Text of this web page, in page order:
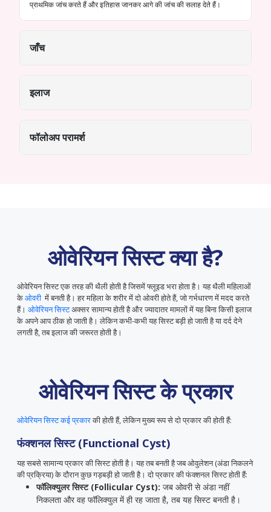
प्राथमिक जांच करते हैं और इतिहास जानकर आगे की जांच की सलाह देते हैं।
जाँच
इलाज
फॉलोअप परामर्श
ओवेरियन सिस्ट क्या है?
ओवेरियन सिस्ट एक तरह की थैली होती है जिसमें फ्लूइड भरा होता है। यह थैली महिलाओं
केओवरी में बनती है। हर महिला के शरीर में दो ओवरी होते हैं, जो गर्भधारण में मदद करते
हैं। ओवेरियन सिस्टअक्सर सामान्य होती है और ज्यादातर मामलों में यह बिना किसी इलाज
के अपने आप ठीक हो जाती है। लेकिन कभी-कभी यह सिस्ट बड़ी हो जाती है या दर्द देने
लगती है, तब इलाज की जरूरत होती है।
ओवेरियन सिस्ट के प्रकार
ओवेरियन सिस्ट कई प्रकारकी होती हैं, लेकिन मुख्य रूप से दो प्रकार की होती हैं:
फंक्शनल सिस्ट (Functional Cyst)
यह सबसे सामान्य प्रकार की सिस्ट होती है। यह तब बनती है जब ओवुलेशन (अंडा निकलने
की प्रक्रिया) के दौरान कुछ गड़बड़ी हो जाती है। दो प्रकार की फंक्शनल सिस्ट होती हैं:
फॉलिक्युलर सिस्ट (Follicular Cyst): जब ओवरी से अंडा नहीं
निकलता और वह फॉलिक्युल में ही रह जाता है, तब यह सिस्ट बनती है।